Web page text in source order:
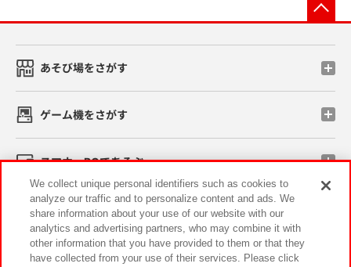
あそび場をさがす
ゲーム機をさがす
スマホ・PCであそぶ
イベント・キャンペーン
We collect unique personal identifiers such as cookies to
analyze our traffic and to personalize content and ads. We
share information about your use of our website with our
analytics and advertising partners, who may combine it with
other information that you have provided to them or that they
have collected from your use of their services. Please click